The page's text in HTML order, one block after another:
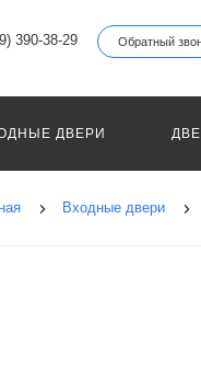
390-38-29 Обратный
ДВЕРИ
Входные двери